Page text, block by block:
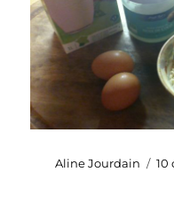
Auteur
Aline Jourdain 10